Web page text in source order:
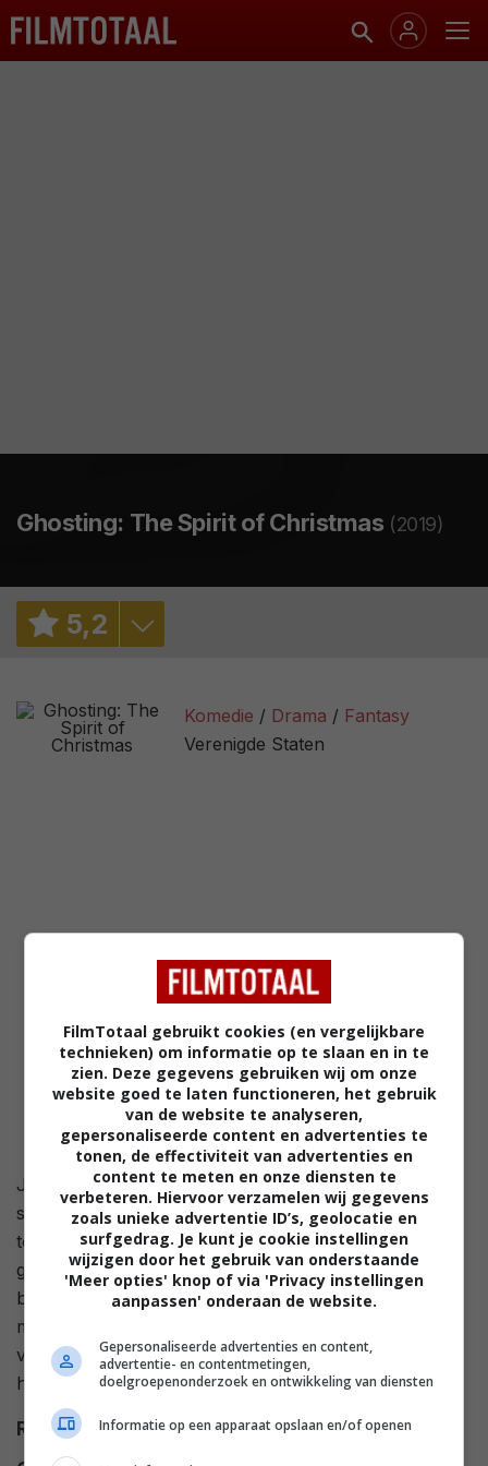
Ghosting: The Spirit of Christmas (2019)
5,2
2,3/ 4
Komedie Drama
Fantasy
Verenigde Staten
Jess en Ben hebben een fantastische eerste date
samen, maar onderweg naar huis slaat het noodlot
toe: Jess komt om het leven bij een ongeval. Haar
geest blijft echter ronddwalen en samen met haar
beste vriendin Kara, de enige die haar nog kan zien,
moet Jess enkele onafgewerkte dingen uit haar leven
voltooien, vooraleer ze kan doorreizen naar het
hiernamaals.
Regie Theresa Bennett.
FilmTotaal gebruikt cookies (en vergelijkbare
technieken) om informatie op te slaan en in te
zien. Deze gegevens gebruiken wij om onze
website goed te laten functioneren, het gebruik
van de website te analyseren,
gepersonaliseerde content en advertenties te
tonen, de effectiviteit van advertenties en
content te meten en onze diensten te
verbeteren. Hiervoor verzamelen wij gegevens
zoals unieke advertentie ID’s, geolocatie en
surfgedrag. Je kunt je cookie instellingen
wijzigen door het gebruik van onderstaande
'Meer opties' knop of via 'Privacy instellingen
aanpassen' onderaan de website.
Gepersonaliseerde advertenties en content,
advertentie- en contentmetingen,
doelgroepenonderzoek en ontwikkeling van diensten
Informatie op een apparaat opslaan en/of openen